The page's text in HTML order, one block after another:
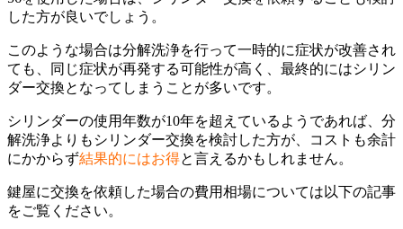
した方が良いでしょう。
このような場合は分解洗浄を行って一時的に症状が改善され
ても、同じ症状が再発する可能性が高く、最終的にはシリン
ダー交換となってしまうことが多いです。
シリンダーの使用年数が10年を超えているようであれば、分
解洗浄よりもシリンダー交換を検討した方が、コストも余計
にかからず結果的にはお得と言えるかもしれません。
鍵屋に交換を依頼した場合の費用相場については以下の記事
をご覧ください。